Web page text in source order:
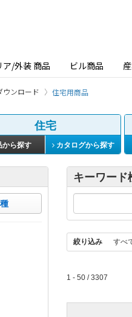
/外装 商品 ビル商品
ウンロード 住宅用商品
住宅
から探す カタログから探す
キーワード
絞り込み すべ
1 - 50 / 3307